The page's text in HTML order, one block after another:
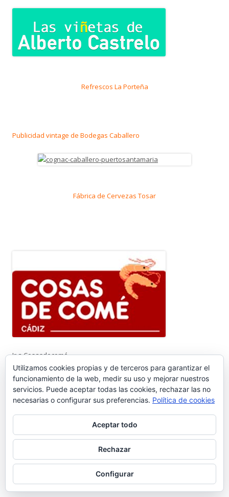
Refrescos La Porteña
Publicidad vintage de Bodegas Caballero
Fábrica de Cervezas Tosar
Ir a Cosasdecomé
COMENTARIOS RECIENTES
frutero que ayudó a sacar adelante a once hermanos #6.656
Sebastián Gómez Sánchez, ‘Tani’. El frutero
que ayudó a sacar adelante a once hermanos #6.656
José Luis Lojo LozanoenSebastián Gómez Sánchez, ‘Tani’. El
Utilizamos cookies propias y de terceros para garantizar el
funcionamiento de la web, medir su uso y mejorar nuestros
servicios. Puede aceptar todas las cookies, rechazar las no
necesarias o configurar sus preferencias. Política de cookies
Aceptar todo
Rechazar
Configurar